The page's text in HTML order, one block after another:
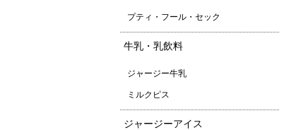
プティ・フール・セック
牛乳・乳飲料
ジャージー牛乳
ミルクピス
ジャージーアイス